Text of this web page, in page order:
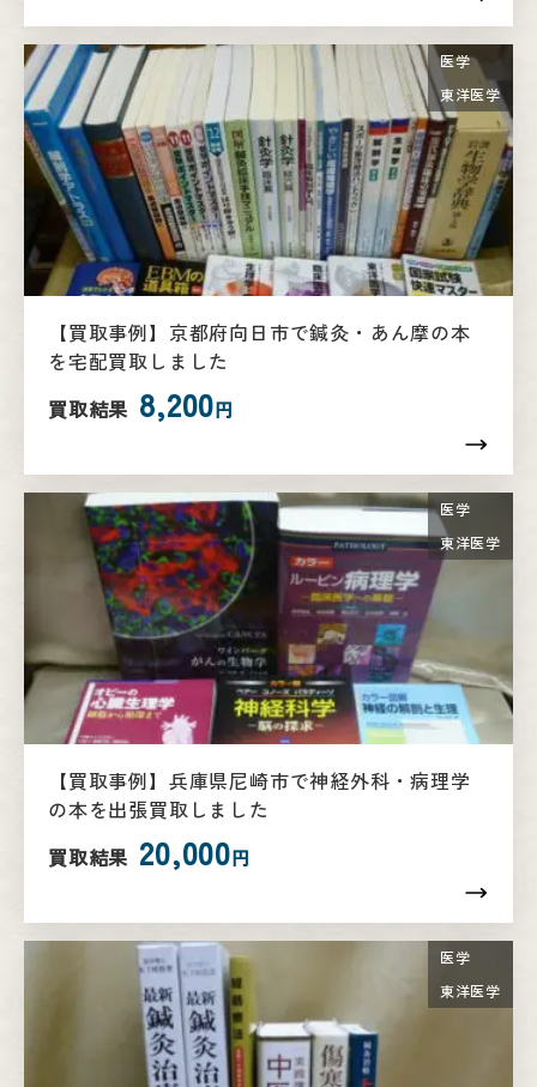
医学
東洋医学
【買取事例】京都府向日市で鍼灸・あん摩の本
を宅配買取しました
買取結果 8,200円
医学
東洋医学
【買取事例】兵庫県尼崎市で神経外科・病理学
の本を出張買取しました
買取結果 20,000円
医学
東洋医学